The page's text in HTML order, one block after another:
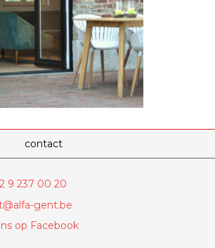
contact
9 237 00 20
gent.be
op Facebook